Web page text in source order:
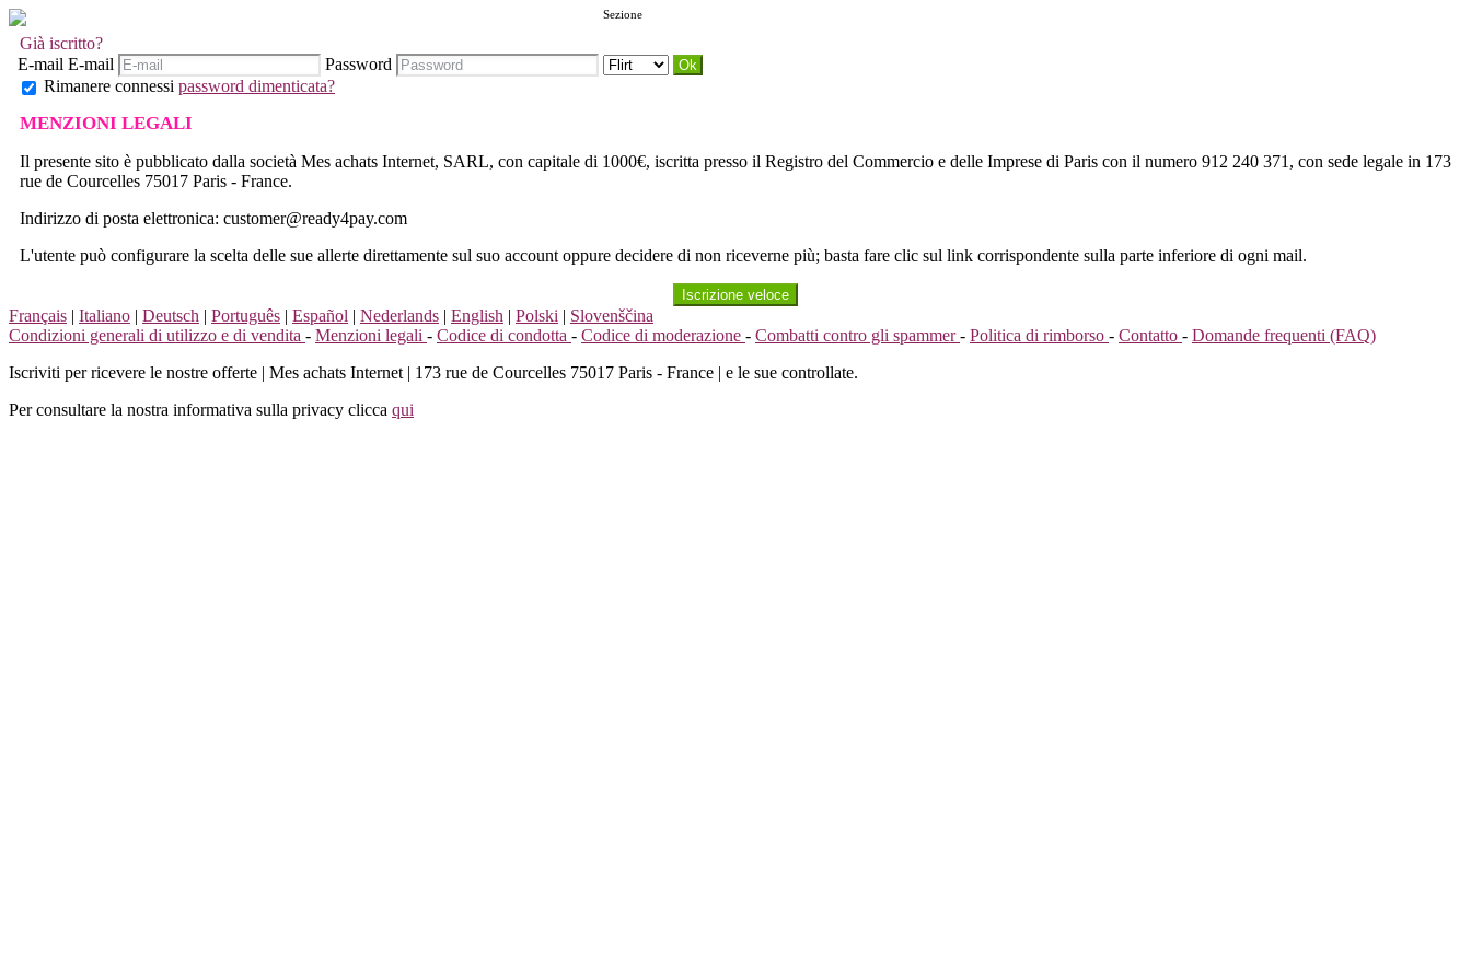
Già iscritto?
E-mail E-mail Password
Sezione
Rimanere connessi password dimenticata?
MENZIONI LEGALI
Il presente sito è pubblicato dalla società Mes achats Internet, SARL, con capitale di 1000€, iscritta presso il Registro del Commercio e delle Imprese di Paris con il numero 912 240 371, con sede legale in 173
rue de Courcelles 75017 Paris - France.
Indirizzo di posta elettronica: customer@ready4pay.com
L'utente può configurare la scelta delle sue allerte direttamente sul suo account oppure decidere di non riceverne più; basta fare clic sul link corrispondente sulla parte inferiore di ogni mail.
Iscrizione veloce
Français | Italiano | Deutsch | Português | Español | Nederlands | English | Polski | Slovenščina
Condizioni generali di utilizzo e di vendita - Menzioni legali - Codice di condotta - Codice di moderazione - Combatti contro gli spammer- Politica di rimborso - Contatto - Domande frequenti (FAQ)
Iscriviti per ricevere le nostre offerte | Mes achats Internet | 173 rue de Courcelles 75017 Paris - France | e le sue controllate.
Per consultare la nostra informativa sulla privacy clicca qui